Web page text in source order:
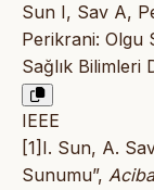
Sun I, Sav A,
Perikrani: Olgu
Sağlık Bilimleri
IEEE
[1]I. Sun, A.
Sunumu”,